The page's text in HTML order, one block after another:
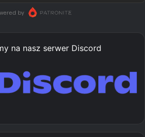
na nasz serwer Discord